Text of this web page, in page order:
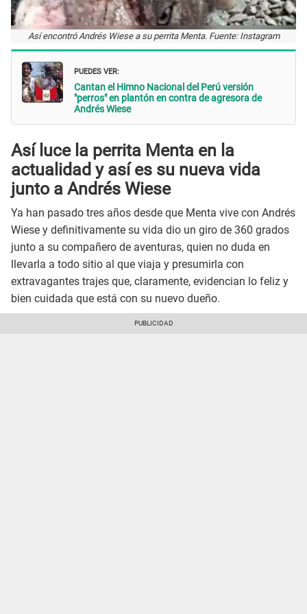
Así encontró Andrés Wiese a su perrita Menta. Fuente: Instagram
PUEDES VER:
Cantan el Himno Nacional del Perú versión
"perros" en plantón en contra de agresora de
Andrés Wiese
Así luce la perrita Menta en la
actualidad y así es su nueva vida
junto a Andrés Wiese
Ya han pasado tres años desde que Menta vive con Andrés
Wiese y definitivamente su vida dio un giro de 360 grados
junto a su compañero de aventuras, quien no duda en
llevarla a todo sitio al que viaja y presumirla con
extravagantes trajes que, claramente, evidencian lo feliz y
bien cuidada que está con su nuevo dueño.